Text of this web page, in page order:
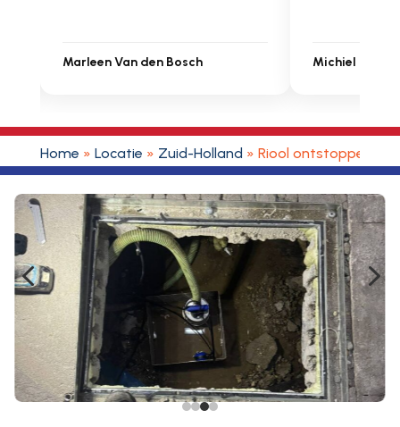
Van den Bosch Michiel Uitdenbongerd
Home » Locatie » Zuid-Holland » Riool ontstoppen
4 5